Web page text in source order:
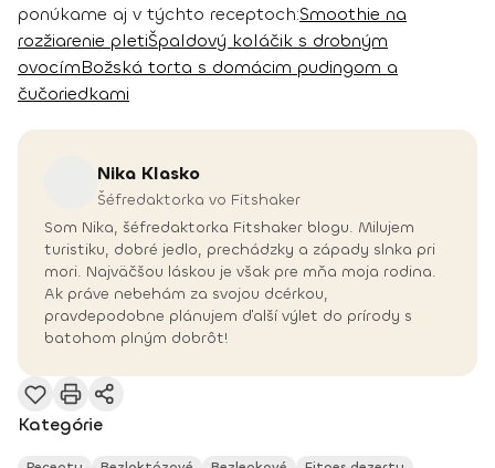
ponúkame aj v týchto receptoch:Smoothie na
rozžiarenie pletiŠpaldový koláčik s drobným
ovocímBožská torta s domácim pudingom a
čučoriedkami
Nika Klasko
Šéfredaktorka vo Fitshaker
Som Nika, šéfredaktorka Fitshaker blogu. Milujem
turistiku, dobré jedlo, prechádzky a západy slnka pri
mori. Najväčšou láskou je však pre mňa moja rodina.
Ak práve nebehám za svojou dcérkou,
pravdepodobne plánujem ďalší výlet do prírody s
batohom plným dobrôt!
Kategórie